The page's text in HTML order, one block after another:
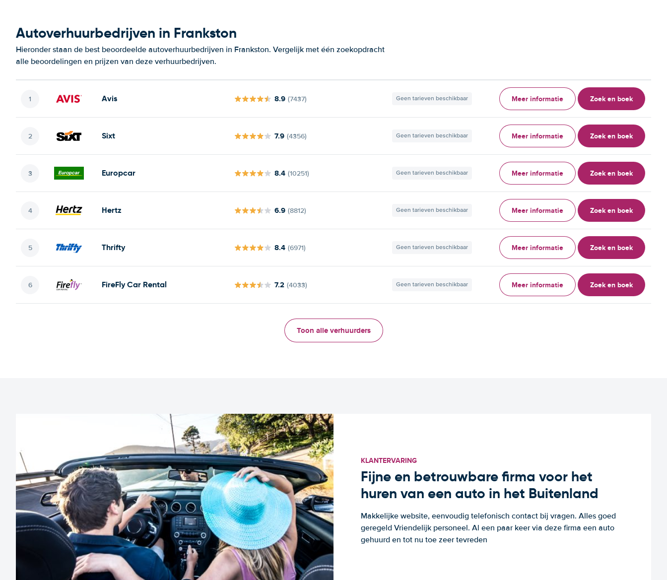
Autoverhuurbedrijven in Frankston
Hieronder staan de best beoordeelde autoverhuurbedrijven in Frankston. Vergelijk met één zoekopdracht
alle beoordelingen en prijzen van deze verhuurbedrijven.
Avis 8.9 (7437) Geen tarieven beschikbaar Meer informatie Zoek en boek
Sixt 7.9 (4356) Geen tarieven beschikbaar Meer informatie Zoek en boek
Europcar 8.4 (10251) Geen tarieven beschikbaar Meer informatie Zoek en boek
Hertz 6.9 (8812) Geen tarieven beschikbaar Meer informatie Zoek en boek
Thrifty 8.4 (6971) Geen tarieven beschikbaar Meer informatie Zoek en boek
FireFly Car Rental 7.2 (4033) Geen tarieven beschikbaar Meer informatie Zoek en boek
Toon alle verhuurders
KLANTERVARING
Fijne en betrouwbare firma voor het
huren van een auto in het Buitenland
Makkelijke website, eenvoudig telefonisch contact bij vragen. Alles goed
geregeld Vriendelijk personeel. Al een paar keer via deze firma een auto
gehuurd en tot nu toe zeer tevreden